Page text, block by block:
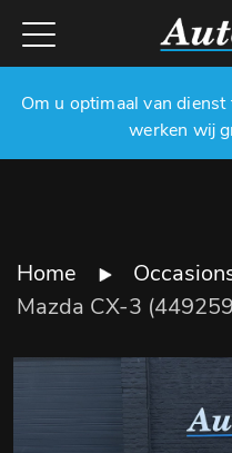
Om u optimaal van
werken wij
Home
Mazda CX-3